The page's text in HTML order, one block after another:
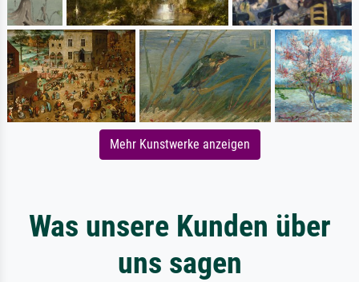
Mehr Kunstwerke anzeigen
Was unsere Kunden über
uns sagen